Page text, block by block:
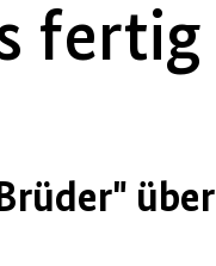
fertig
über